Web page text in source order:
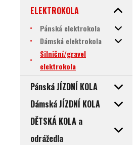
ELEKTROKOLA
Pánská elektrokola
Dámská elektrokola
Silniční/gravel
elektrokola
Pánská JÍZDNÍ KOLA
Dámská JÍZDNÍ KOLA
DĚTSKÁ KOLA a
odrážedla